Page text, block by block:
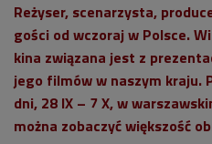
Reżyser, scenarzysta,
gości od wczoraj w Polsce.
kina związana jest z
jego filmów w naszym kraju.
dni, 28 IX – 7 X, w
można zobaczyć większość